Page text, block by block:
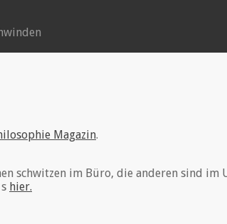
Magazin.
schwitzen im Büro, die anderen sind im
hier.